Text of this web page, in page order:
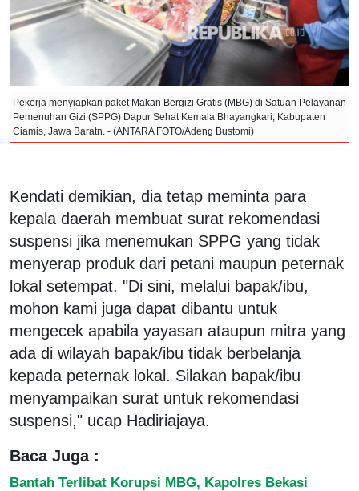
Pekerja menyiapkan paket Makan Bergizi Gratis (MBG) di Satuan Pelayanan
Pemenuhan Gizi (SPPG) Dapur Sehat Kemala Bhayangkari, Kabupaten
Ciamis, Jawa Baratn. - (ANTARA FOTO/Adeng Bustomi)
Kendati demikian, dia tetap meminta para
kepala daerah membuat surat rekomendasi
suspensi jika menemukan SPPG yang tidak
menyerap produk dari petani maupun peternak
lokal setempat. "Di sini, melalui bapak/ibu,
mohon kami juga dapat dibantu untuk
mengecek apabila yayasan ataupun mitra yang
ada di wilayah bapak/ibu tidak berbelanja
kepada peternak lokal. Silakan bapak/ibu
menyampaikan surat untuk rekomendasi
suspensi," ucap Hadiriajaya.
Baca Juga :
Bantah Terlibat Korupsi MBG, Kapolres Bekasi